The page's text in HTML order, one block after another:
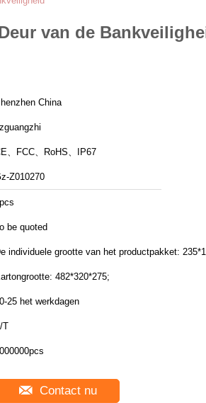
van de
China
、FCC、RoHS、IP67
Z010270
be quoted
individuele grootte van het productpakket:
482*320*275;
25 het werkdagen
T
Contact nu